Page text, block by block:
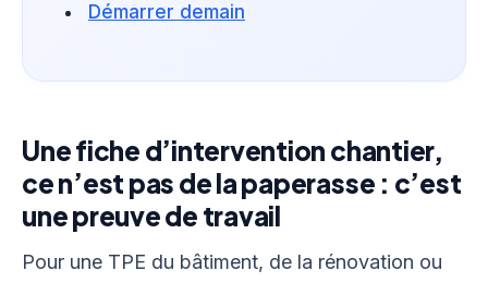
Démarrer demain
Une fiche d’intervention chantier,
ce n’est pas de la paperasse : c’est
une preuve de travail
Pour une TPE du bâtiment, de la rénovation ou